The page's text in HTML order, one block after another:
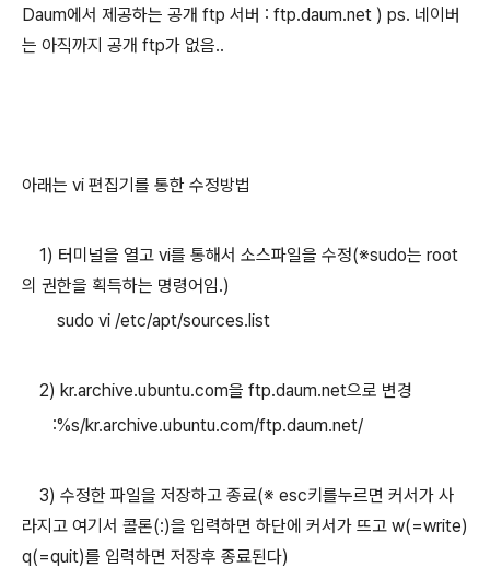
Daum에서 제공하는 공개 ftp 서버 : ftp.daum.net ) ps. 네이버
는 아직까지 공개 ftp가 없음..
아래는 vi 편집기를 통한 수정방법
1) 터미널을 열고 vi를 통해서 소스파일을 수정(※sudo는 root
의 권한을 획득하는 명령어임.)
sudo vi /etc/apt/sources.list
2) kr.archive.ubuntu.com을 ftp.daum.net으로 변경
:%s/kr.archive.ubuntu.com/ftp.daum.net/
3) 수정한 파일을 저장하고 종료(※ esc키를누르면 커서가 사
라지고 여기서 콜론(:)을 입력하면 하단에 커서가 뜨고 w(=write)
q(=quit)를 입력하면 저장후 종료된다)